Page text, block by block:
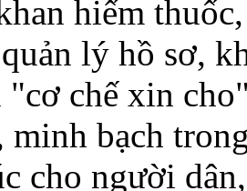
hiếm
lý hồ sơ,
"cơ chế xin
minh bạch
cho người